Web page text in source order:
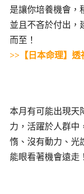
是讓你培養機會，
並且不吝於付出，
而至！
>>【日本命理】
本月有可能出現天
力，活躍於人群中
惰、沒有動力、光
能眼看著機會遠走！